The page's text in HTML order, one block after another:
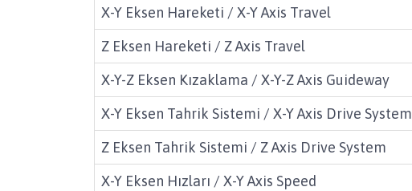
X-Y Eksen Hareketi / X-Y Axis Travel
Z Eksen Hareketi / Z Axis Travel
X-Y-Z Eksen Kızaklama / X-Y-Z Axis Guideway
X-Y Eksen Tahrik Sistemi / X-Y Axis Drive System
Z Eksen Tahrik Sistemi / Z Axis Drive System
X-Y Eksen Hızları / X-Y Axis Speed